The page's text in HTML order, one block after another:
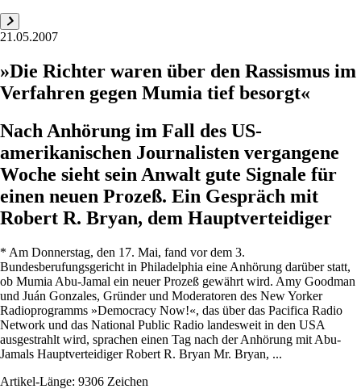
21.05.2007
»Die Richter waren über den Rassismus im
Verfahren gegen Mumia tief besorgt«
Nach Anhörung im Fall des US-
amerikanischen Journalisten vergangene
Woche sieht sein Anwalt gute Signale für
einen neuen Prozeß. Ein Gespräch mit
Robert R. Bryan, dem Hauptverteidiger
* Am Donnerstag, den 17. Mai, fand vor dem 3.
Bundesberufungsgericht in Philadelphia eine Anhörung darüber statt,
ob Mumia Abu-Jamal ein neuer Prozeß gewährt wird. Amy Goodman
und Juán Gonzales, Gründer und Moderatoren des New Yorker
Radioprogramms »Democracy Now!«, das über das Pacifica Radio
Network und das National Public Radio landesweit in den USA
ausgestrahlt wird, sprachen einen Tag nach der Anhörung mit Abu-
Jamals Hauptverteidiger Robert R. Bryan Mr. Bryan, ...
Artikel-Länge: 9306 Zeichen